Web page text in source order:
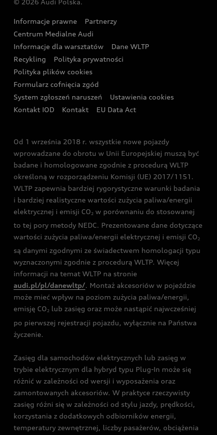
Wyszukaj najbliższego Partnera Audi
Oferta dla przedsiębiorców
Oferta dla klientów prywatnych
Kalkulator rat
Ubezpieczenie
Audi exclusive
Zasięg
Gwarancja
Akcje serwisowe Audi
Katalog online akcesoriów
Audi i Muzeum Sztuki Nowoczesnej w Warszawie
Audi driving experience
Audi quattro Cup
Audi i Puchar Świata w Skokach Narciarskich w
Zakopanem
© 2026 Audi Polska.
Informacje prawne
Partnerzy
Centrum Medialne Audi
Informacje dla warsztatów
Dane WLTP
Recykling
Polityka prywatności
Polityka plików cookies
Formularz cofnięcia zgód
System zgłoszeń naruszeń
Ustawienia cookies
Kontakt IOD
Kontakt EU Data Act
Od 1 września 2018 r. wszystkie nowe pojazdy
wprowadzane do obrotu w Unii Europejskiej muszą być
badane i homologowane zgodnie z procedurą WLTP
określoną w rozporządzeniu Komisji (UE) 2017/1151.
WLTP zapewnia bardziej rygorystyczne warunki badania
i bardziej realistyczne wartości zużycia paliwa/energii
elektrycznej i emisji CO2 w porównaniu do stosowanej
to tej pory metody NEDC. Prezentowane dane dotyczące
wartości zużycia paliwa/energii elektrycznej i emisji CO2
są danymi zgodnymi ze świadectwem homologacji typu
wyznaczonymi zgodnie z procedurą WLTP. Więcej
informacji na temat WLTP na stronie
audi.pl/pl/danewltp/. Montaż akcesoriów w pojeździe
może mieć wpływ na poziom zużycia paliwa/energii,
emisję CO2 lub zasięg oraz może nastąpić najwcześniej
po pierwszej rejestracji pojazdu, wyłącznie na Państwa
życzenie.
Zasięg dla samochodów elektrycznych lub zasięg w
trybie elektrycznym dla hybryd typu Plug-In może się
różnić w zależności od wersji i wyposażenia oraz
zamontowanych akcesoriów. W praktyce rzeczywisty
zasięg różni się w zależności od stylu jazdy, prędkości,
korzystania z dodatkowych odbiorników energii,
temperatury zewnętrznej, liczby pasażerów, obciążenia